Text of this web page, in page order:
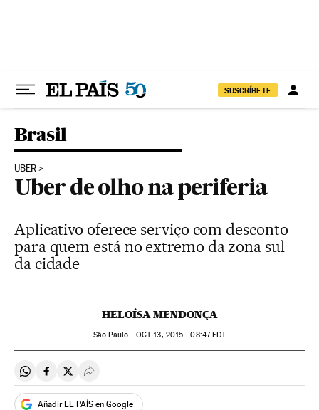
SUSCRÍBETE
Brasil
UBER
Uber de olho na periferia
Aplicativo oferece serviço com desconto
para quem está no extremo da zona sul
da cidade
HELOÍSA MENDONÇA
São Paulo - OCT13, 2015 - 08:47EDT
Compartir en Whatsapp
Compartir en Facebook
Compartir en Twitter
Desplegar Redes Sociales
Añadir EL PAÍS en Google